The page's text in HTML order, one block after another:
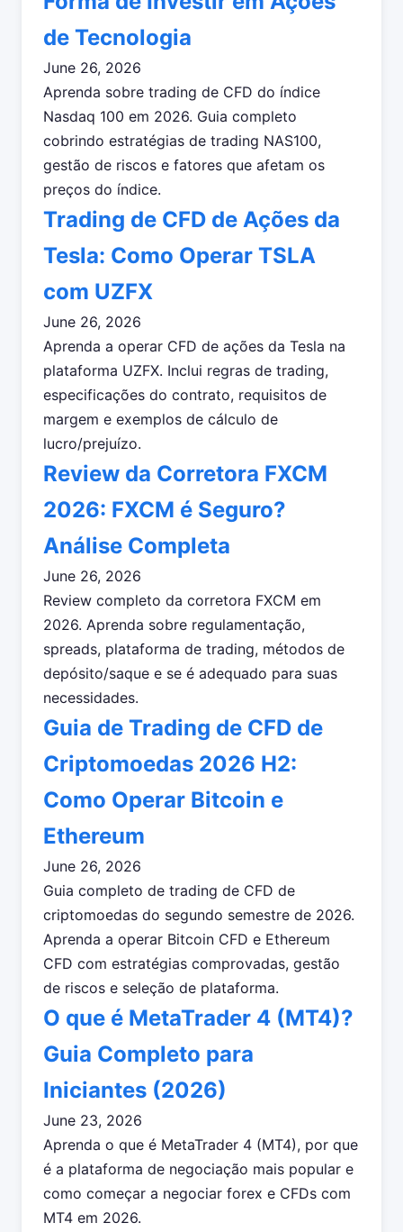
de Tecnologia
June 26, 2026
Aprenda sobre trading de CFD do índice
Nasdaq 100 em 2026. Guia completo
cobrindo estratégias de trading NAS100,
gestão de riscos e fatores que afetam os
preços do índice.
Trading de CFD de Ações da
Tesla: Como Operar TSLA
com UZFX
June 26, 2026
Aprenda a operar CFD de ações da Tesla na
plataforma UZFX. Inclui regras de trading,
especificações do contrato, requisitos de
margem e exemplos de cálculo de
lucro/prejuízo.
Review da Corretora FXCM
2026: FXCM é Seguro?
Análise Completa
June 26, 2026
Review completo da corretora FXCM em
2026. Aprenda sobre regulamentação,
spreads, plataforma de trading, métodos de
depósito/saque e se é adequado para suas
necessidades.
Guia de Trading de CFD de
Criptomoedas 2026 H2:
Como Operar Bitcoin e
Ethereum
June 26, 2026
Guia completo de trading de CFD de
criptomoedas do segundo semestre de 2026.
Aprenda a operar Bitcoin CFD e Ethereum
CFD com estratégias comprovadas, gestão
de riscos e seleção de plataforma.
O que é MetaTrader 4 (MT4)?
Guia Completo para
Iniciantes (2026)
June 23, 2026
Aprenda o que é MetaTrader 4 (MT4), por que
é a plataforma de negociação mais popular e
como começar a negociar forex e CFDs com
MT4 em 2026.